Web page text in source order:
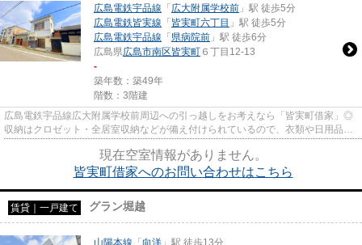
広島電鉄宇品線 「 広大附属学校前 」駅 徒歩5分
広島電鉄皆実線 「 皆実町六丁目 」駅 徒歩5分
広島電鉄宇品線 「 県病院前 」駅 徒歩6分
広島県広島市南区皆実町 ６丁目12-13
-
築年数：築49年
階数：3階建
広島電鉄宇品線広大附属学校前周辺への引っ越しをお考えなら「皆実町借家」◎
収納はクロゼット・全居室収納などが備え付けられているので、衣類や日用品の
現在空室情報がありません。
皆実町借家へのお問い合わせはこちら
賃貸｜一戸建て グラン堀越
山陽本線 「 向洋 」駅 徒歩13分